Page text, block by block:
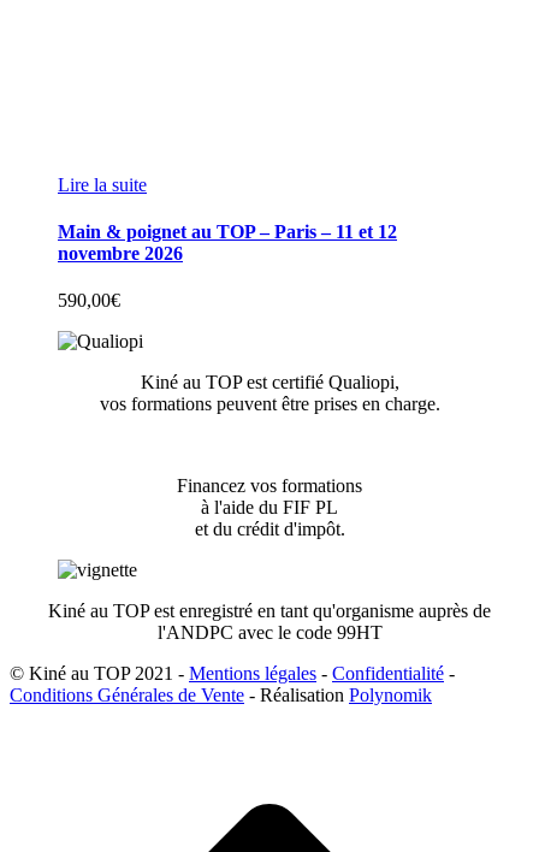
Lire la suite
Main & poignet au TOP – Paris – 11 et 12
novembre 2026
590,00€
Kiné au TOP est certifié Qualiopi,
vos formations peuvent être prises en charge.
Financez vos formations
à l'aide du FIF PL
et du crédit d'impôt.
Kiné au TOP est enregistré en tant qu'organisme auprès de
l'ANDPC avec le code 99HT
© Kiné au TOP 2021 - Mentions légales - Confidentialité -
Conditions Générales de Vente - Réalisation Polynomik